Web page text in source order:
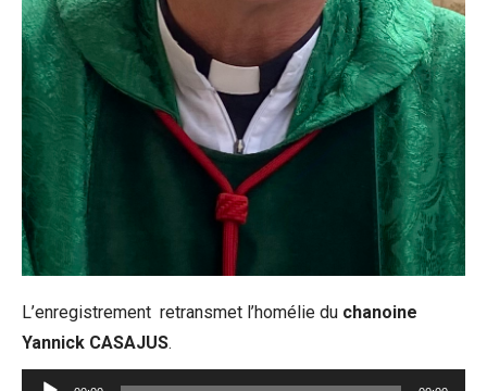
L’enregistrement retransmet l’homélie du chanoine
Yannick CASAJUS.
Lecteur